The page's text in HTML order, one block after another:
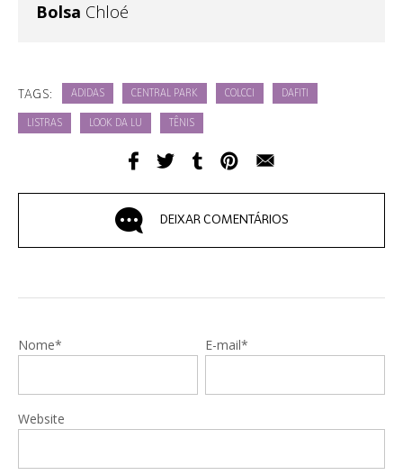
Bolsa Chloé
TAGS: ADIDAS CENTRAL PARK COLCCI DAFITI
LISTRAS LOOK DA LU TÊNIS
DEIXAR COMENTÁRIOS
Nome* E-mail*
Website